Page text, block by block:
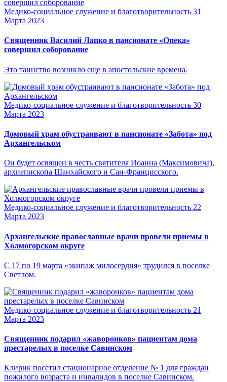
Медико-социальное служение и благотворительность 31
Марта 2023
Священник Василий Лапко в пансионате «Опека»
совершил соборование
Это таинство возникло еще в апостольские времена.
Медико-социальное служение и благотворительность 30
Марта 2023
Домовый храм обустраивают в пансионате «Забота» под
Архангельском
Он будет освящен в честь святителя Иоанна (Максимовича),
архиепископа Шанхайского и Сан-Францисского.
Медико-социальное служение и благотворительность 22
Марта 2023
Архангельские православные врачи провели приемы в
Холмогорском округе
С 17 по 19 марта «экипаж милосердия» трудился в поселке
Светлом.
Медико-социальное служение и благотворительность 21
Марта 2023
Священник подарил «жаворонков» пациентам дома
престарелых в поселке Савинском
Клирик посетил стационарное отделение № 1 для граждан
пожилого возраста и инвалидов в поселке Савинском.